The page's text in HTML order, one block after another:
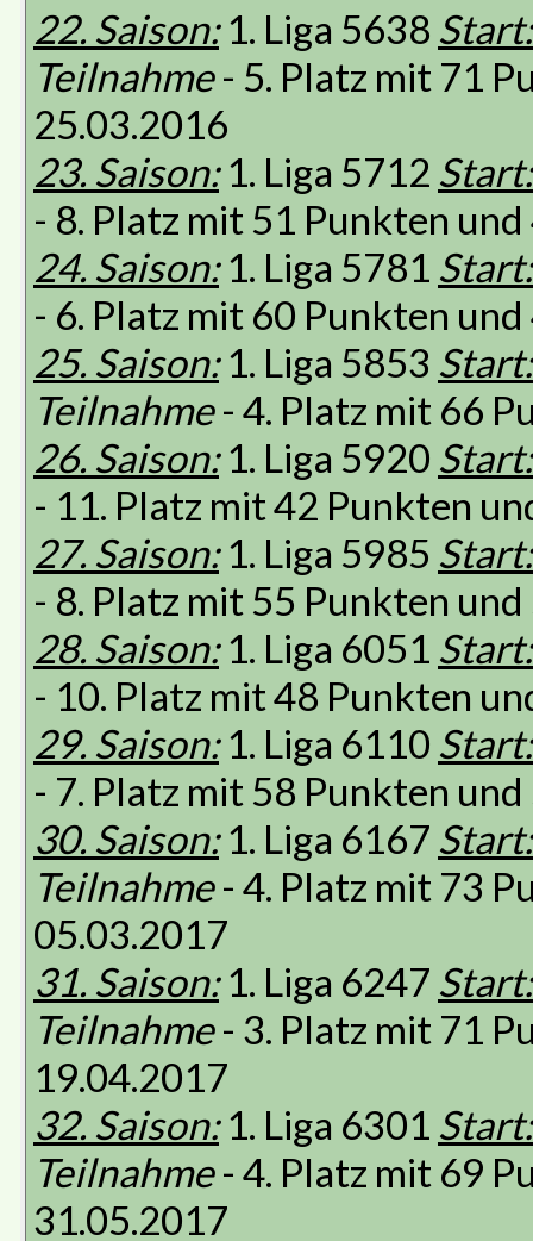
22. Saison:1. Liga 5638 Start:
Teilnahme- 5. Platz mit 71
25.03.2016
23. Saison:1. Liga 5712 Start:
- 8. Platz mit 51 Punkten
24. Saison:1. Liga 5781 Start:
- 6. Platz mit 60 Punkten
25. Saison:1. Liga 5853 Start:
Teilnahme- 4. Platz mit 66
26. Saison:1. Liga 5920 Start:
- 11. Platz mit 42 Punkten
27. Saison:1. Liga 5985 Start:
- 8. Platz mit 55 Punkten
28. Saison:1. Liga 6051 Start:
- 10. Platz mit 48 Punkten
29. Saison:1. Liga 6110 Start:
- 7. Platz mit 58 Punkten
30. Saison:1. Liga 6167 Start:
Teilnahme- 4. Platz mit 73
05.03.2017
31. Saison:1. Liga 6247 Start:
Teilnahme- 3. Platz mit 71
19.04.2017
32. Saison:1. Liga 6301 Start:
Teilnahme- 4. Platz mit 69
31.05.2017